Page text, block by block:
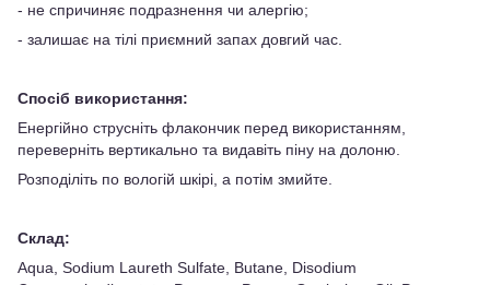
- не спричиняє подразнення чи алергію;
- залишає на тілі приємний запах довгий час.
Спосіб використання:
Енергійно струсніть флакончик перед використанням,
переверніть вертикально та видавіть піну на долоню.
Розподіліть по вологій шкірі, а потім змийте.
Склад:
Aqua, Sodium Laureth Sulfate, Butane, Disodium